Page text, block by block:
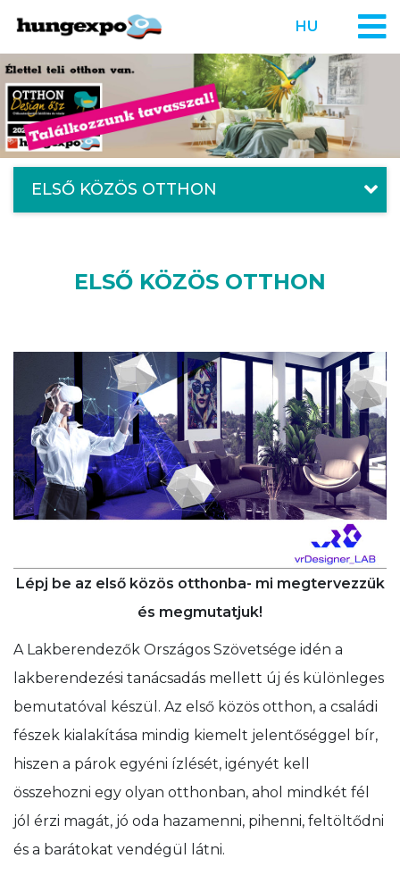
HU
ELSŐ KÖZÖS OTTHON
ELSŐ KÖZÖS OTTHON
Lépj be az első közös otthonba- mi megtervezzük
és megmutatjuk!
A Lakberendezők Országos Szövetsége idén a
lakberendezési tanácsadás mellett új és különleges
bemutatóval készül. Az első közös otthon, a családi
fészek kialakítása mindig kiemelt jelentőséggel bír,
hiszen a párok egyéni ízlését, igényét kell
összehozni egy olyan otthonban, ahol mindkét fél
jól érzi magát, jó oda hazamenni, pihenni, feltöltődni
és a barátokat vendégül látni.